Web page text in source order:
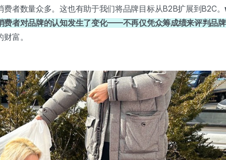
费者数量众多。这也有助于我们将品牌目标从B2B扩展到B2C。
费者对品牌的认知发生了变化——不再仅凭众筹成绩来评判品牌
富。